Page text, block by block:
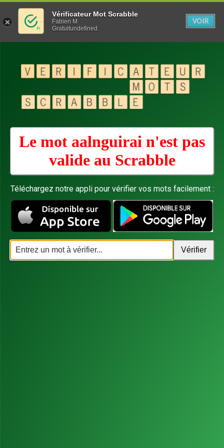
Le mot aalnguirai n'est pas
valide au Scrabble
Téléchargez notre appli pour vérifier vos mots facilement :
Vérificateur Mot Scrabble
Fabien M
Gratuitundefined
VOIR